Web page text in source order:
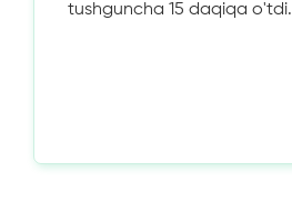
tushguncha 15 daqiqa o'tdi.